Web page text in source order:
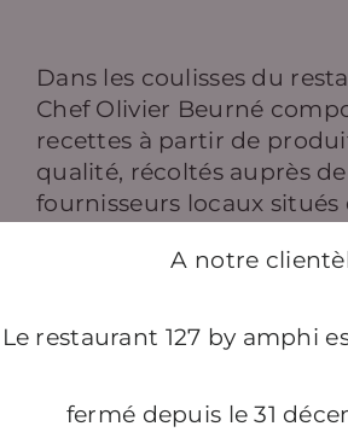
Dans les coulisses du
Chef Olivier Beurné
recettes à partir de
qualité, récoltés auprès de
fournisseurs locaux situés
l’établissement.
Le végétal et les produits
(poissons, coquillages et
de la palette de saveurs à
A notre
Le restaurant 127 by amphi
fermé depuis le 31